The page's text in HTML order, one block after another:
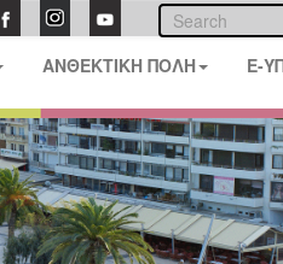
ΑΝΘΕΚΤΙΚΗ ΠΟΛΗ E-